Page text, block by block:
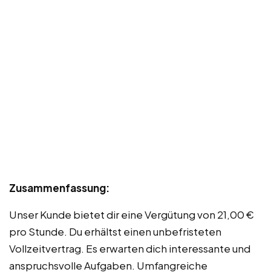
Zusammenfassung:
Unser Kunde bietet dir eine Vergütung von 21,00 €
pro Stunde. Du erhältst einen unbefristeten
Vollzeitvertrag. Es erwarten dich interessante und
anspruchsvolle Aufgaben. Umfangreiche